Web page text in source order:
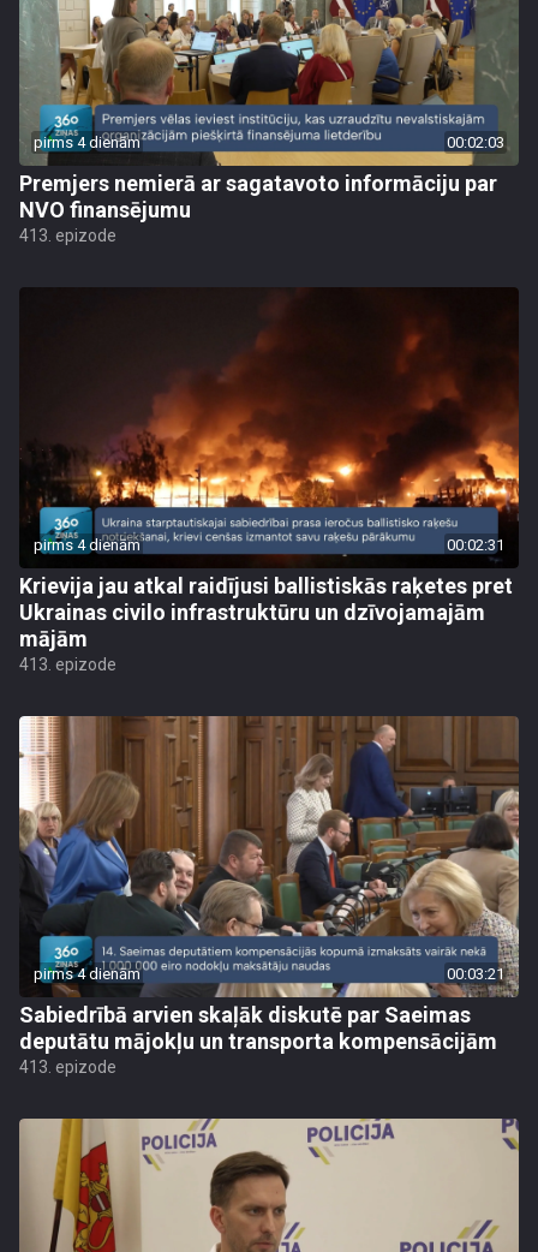
pirms 4 dienām 00:02:03
Premjers nemierā ar sagatavoto informāciju par
NVO finansējumu
413. epizode
pirms 4 dienām 00:02:31
Krievija jau atkal raidījusi ballistiskās raķetes pret
Ukrainas civilo infrastruktūru un dzīvojamajām
mājām
413. epizode
pirms 4 dienām 00:03:21
Sabiedrībā arvien skaļāk diskutē par Saeimas
deputātu mājokļu un transporta kompensācijām
413. epizode